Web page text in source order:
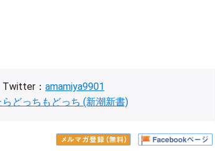
Twitter： amamiya9901
どっちもどっち (新潮新書)